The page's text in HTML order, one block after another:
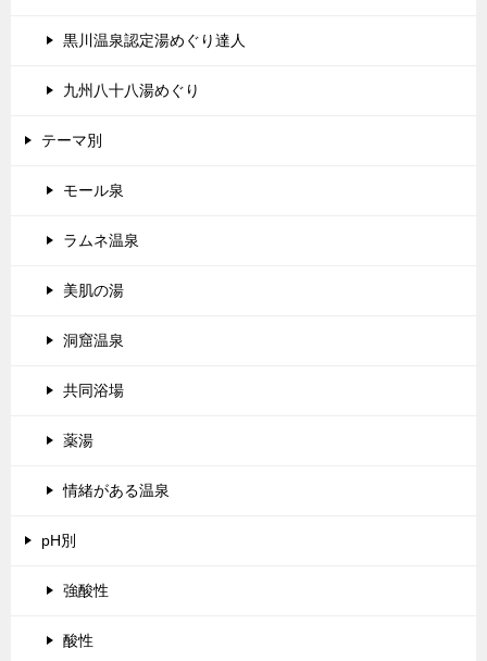
黒川温泉認定湯めぐり達人
九州八十八湯めぐり
テーマ別
モール泉
ラムネ温泉
美肌の湯
洞窟温泉
共同浴場
薬湯
情緒がある温泉
pH別
強酸性
酸性